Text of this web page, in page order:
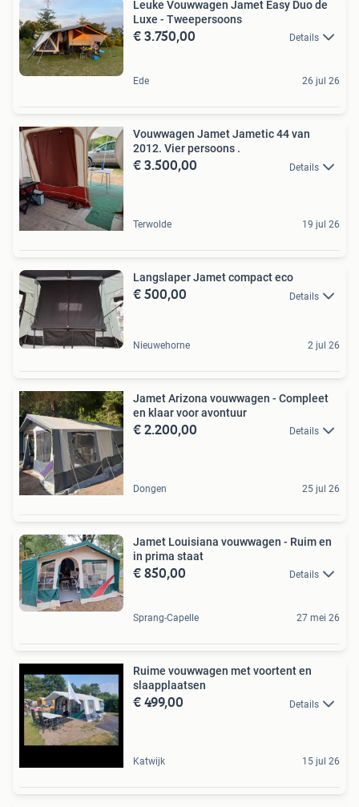
Leuke Vouwwagen Jamet Easy Duo de
Luxe - Tweepersoons
€ 3.750,00 Details
Ede 26 jul 26
Vouwwagen Jamet Jametic 44 van
2012. Vier persoons .
€ 3.500,00 Details
Terwolde 19 jul 26
Langslaper Jamet compact eco
€ 500,00 Details
Nieuwehorne 2 jul 26
Jamet Arizona vouwwagen - Compleet
en klaar voor avontuur
€ 2.200,00 Details
Dongen 25 jul 26
Jamet Louisiana vouwwagen - Ruim en
in prima staat
€ 850,00 Details
Sprang-Capelle 27 mei 26
Ruime vouwwagen met voortent en
slaapplaatsen
€ 499,00 Details
Katwijk 15 jul 26